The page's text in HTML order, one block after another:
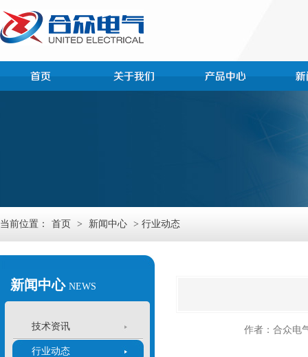
当前位置： 首页 > 新闻中心 > 行业动态
新闻中心 NEWS
技术资讯
行业动态
作者：合众电